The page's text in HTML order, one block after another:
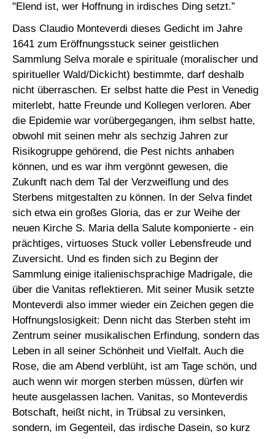
"Elend ist, wer Hoffnung in irdisches Ding setzt.”
Dass Claudio Monteverdi dieses Gedicht im Jahre
1641 zum Eröffnungsstuck seiner geistlichen
Sammlung Selva morale e spirituale (moralischer und
spiritueller Wald/Dickicht) bestimmte, darf deshalb
nicht überraschen. Er selbst hatte die Pest in Venedig
miterlebt, hatte Freunde und Kollegen verloren. Aber
die Epidemie war vorübergegangen, ihm selbst hatte,
obwohl mit seinen mehr als sechzig Jahren zur
Risikogruppe gehörend, die Pest nichts anhaben
können, und es war ihm vergönnt gewesen, die
Zukunft nach dem Tal der Verzweiflung und des
Sterbens mitgestalten zu können. In der Selva findet
sich etwa ein großes Gloria, das er zur Weihe der
neuen Kirche S. Maria della Salute komponierte - ein
prächtiges, virtuoses Stuck voller Lebensfreude und
Zuversicht. Und es finden sich zu Beginn der
Sammlung einige italienischsprachige Madrigale, die
über die Vanitas reflektieren. Mit seiner Musik setzte
Monteverdi also immer wieder ein Zeichen gegen die
Hoffnungslosigkeit: Denn nicht das Sterben steht im
Zentrum seiner musikalischen Erfindung, sondern das
Leben in all seiner Schönheit und Vielfalt. Auch die
Rose, die am Abend verblüht, ist am Tage schön, und
auch wenn wir morgen sterben müssen, dürfen wir
heute ausgelassen lachen. Vanitas, so Monteverdis
Botschaft, heißt nicht, in Trübsal zu versinken,
sondern, im Gegenteil, das irdische Dasein, so kurz